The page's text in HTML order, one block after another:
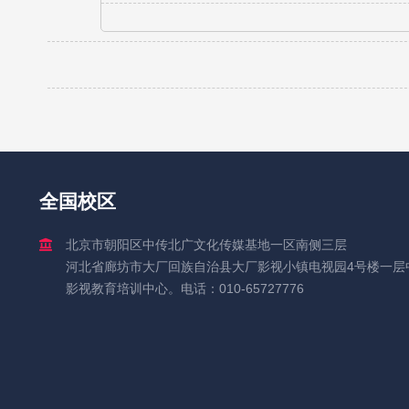
全国校区
北京市朝阳区中传北广文化传媒基地一区南侧三层
河北省廊坊市大厂回族自治县大厂影视小镇电视园4号楼一层
影视教育培训中心。电话：010-65727776